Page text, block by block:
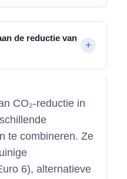
de reductie van
CO₂-reductie in
te combineren. Ze
6), alternatieve